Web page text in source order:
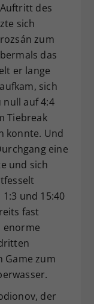
des
sich
zum
das
er lange
sich
null auf 4:4
Tiebreak
konnte. Und
eine
und sich
und 15:40
fast
enorme
Game zum
der